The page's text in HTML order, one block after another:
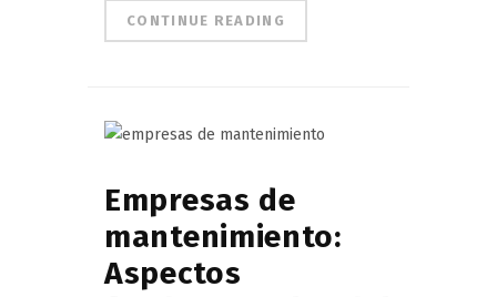
CONTINUE READING
Empresas de
mantenimiento:
Aspectos